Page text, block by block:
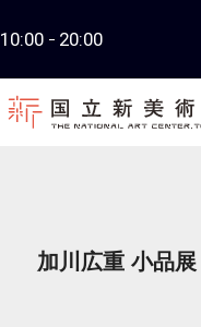
10:00 20:00
加川広重 小品展